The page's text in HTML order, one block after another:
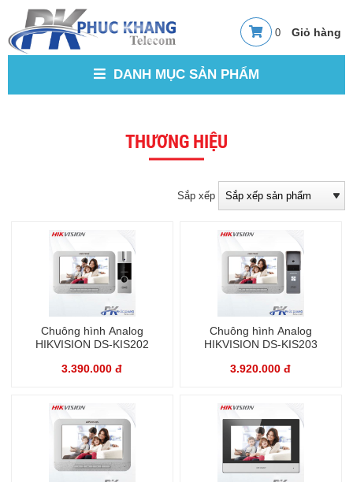
0
DANH MỤC SẢN PHẨM
THƯƠNG HIỆU
Sắp xếp
Chuông hình Analog
HIKVISION DS-KIS202
3.390.000 đ
Chuông hình Analog
HIKVISION DS-KIS203
3.920.000 đ